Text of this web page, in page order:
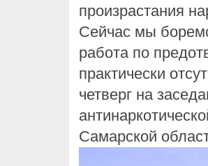
произрастания
Сейчас мы
работа по
практически
четверг на
Самарской